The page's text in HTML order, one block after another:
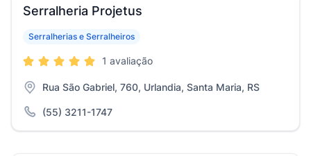
Serralheria Projetus
Serralherias e Serralheiros
1 avaliação
Rua São Gabriel, 760, Urlandia, Santa Maria, RS
(55) 3211-1747